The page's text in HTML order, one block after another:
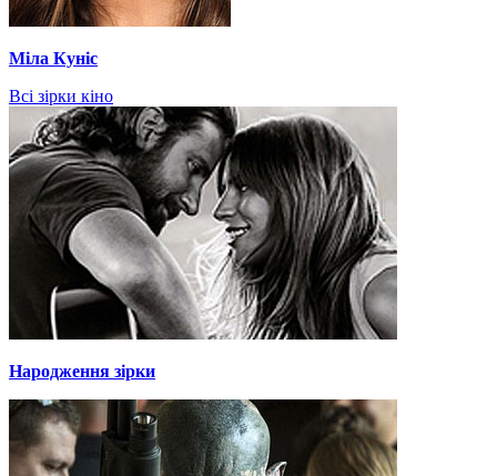
Міла Куніс
Всі зірки кіно
Народження зірки